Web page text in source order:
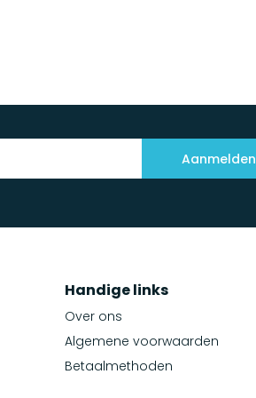
Aanmelden
Handige links
Over ons
Algemene voorwaarden
Betaalmethoden